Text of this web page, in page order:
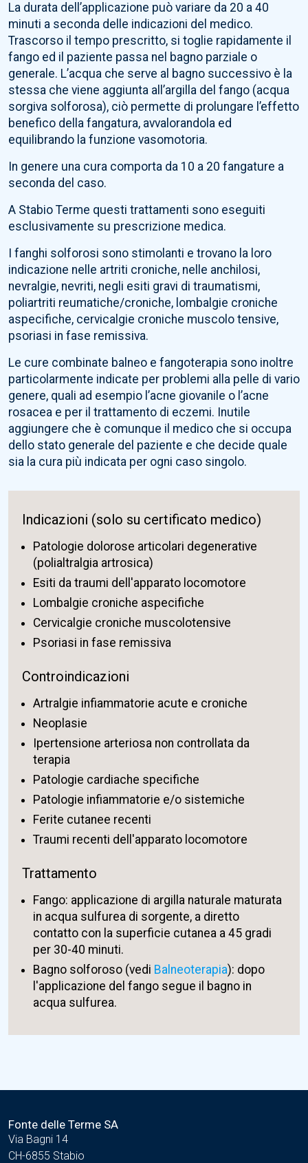
La durata dell’applicazione può variare da 20 a 40
minuti a seconda delle indicazioni del medico.
Trascorso il tempo prescritto, si toglie rapidamente il
fango ed il paziente passa nel bagno parziale o
generale. L’acqua che serve al bagno successivo è la
stessa che viene aggiunta all’argilla del fango (acqua
sorgiva solforosa), ciò permette di prolungare l’effetto
benefico della fangatura, avvalorandola ed
equilibrando la funzione vasomotoria.
In genere una cura comporta da 10 a 20 fangature a
seconda del caso.
A Stabio Terme questi trattamenti sono eseguiti
esclusivamente su prescrizione medica.
I fanghi solforosi sono stimolanti e trovano la loro
indicazione nelle artriti croniche, nelle anchilosi,
nevralgie, nevriti, negli esiti gravi di traumatismi,
poliartriti reumatiche/croniche, lombalgie croniche
aspecifiche, cervicalgie croniche muscolo tensive,
psoriasi in fase remissiva.
Le cure combinate balneo e fangoterapia sono inoltre
particolarmente indicate per problemi alla pelle di vario
genere, quali ad esempio l’acne giovanile o l’acne
rosacea e per il trattamento di eczemi. Inutile
aggiungere che è comunque il medico che si occupa
dello stato generale del paziente e che decide quale
sia la cura più indicata per ogni caso singolo.
Indicazioni (solo su certificato medico)
Patologie dolorose articolari degenerative
(polialtralgia artrosica)
Esiti da traumi dell'apparato locomotore
Lombalgie croniche aspecifiche
Cervicalgie croniche muscolotensive
Psoriasi in fase remissiva
Controindicazioni
Artralgie infiammatorie acute e croniche
Neoplasie
Ipertensione arteriosa non controllata da
terapia
Patologie cardiache specifiche
Patologie infiammatorie e/o sistemiche
Ferite cutanee recenti
Traumi recenti dell'apparato locomotore
Trattamento
Fango: applicazione di argilla naturale maturata
in acqua sulfurea di sorgente, a diretto
contatto con la superficie cutanea a 45 gradi
per 30-40 minuti.
Bagno solforoso (vedi Balneoterapia): dopo
l'applicazione del fango segue il bagno in
acqua sulfurea.
Fonte delle Terme SA
Via Bagni 14
CH-6855 Stabio